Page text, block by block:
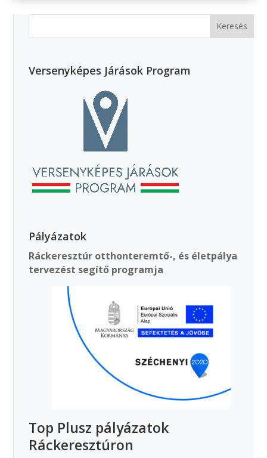
Versenyképes Járások Program
Pályázatok
Ráckeresztúr otthonteremtő-, és életpálya
tervezést segítő programja
Top Plusz pályázatok
Ráckeresztúron